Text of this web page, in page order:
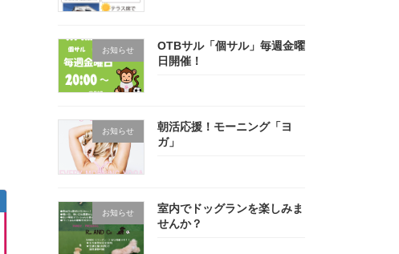
お知らせ
OTBサル「個サル」毎週金曜
日開催！
お知らせ
朝活応援！モーニング「ヨ
ガ」
お知らせ
室内でドッグランを楽しみま
せんか？